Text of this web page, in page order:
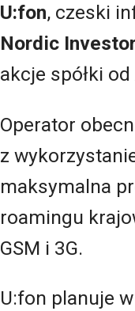
U:fon, czeski
Nordic
akcje spółki od
Operator
z
maksymalna
roamingu
GSM i 3G.
U:fon planuje